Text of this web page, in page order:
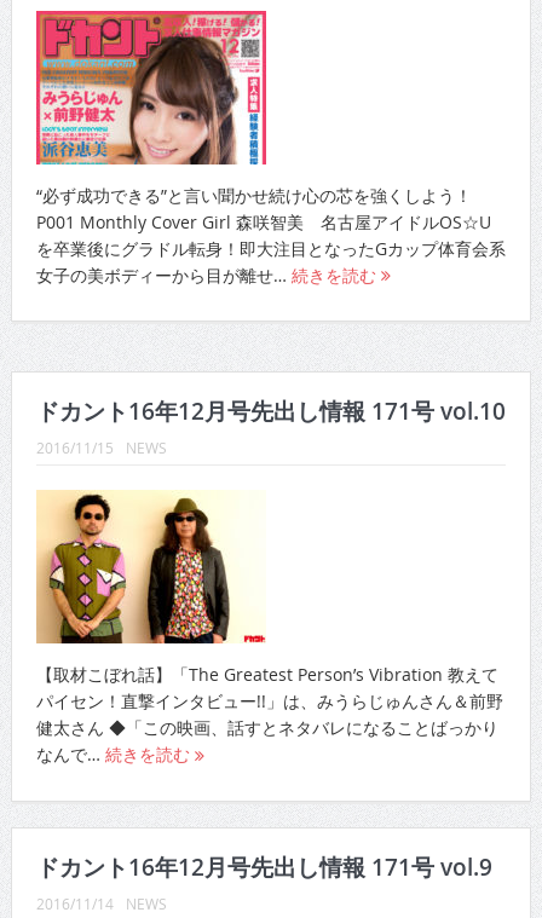
“必ず成功できる”と言い聞かせ続け心の芯を強くしよう！
P001 Monthly Cover Girl 森咲智美 名古屋アイドルOS☆U
を卒業後にグラドル転身！即大注目となったGカップ体育会系
女子の美ボディーから目が離せ… 続きを読む
ドカント16年12月号先出し情報 171号 vol.10
2016/11/15 NEWS
【取材こぼれ話】「The Greatest Person’s Vibration 教えて
パイセン！直撃インタビュー!!」は、みうらじゅんさん＆前野
健太さん ◆「この映画、話すとネタバレになることばっかり
なんで… 続きを読む
ドカント16年12月号先出し情報 171号 vol.9
2016/11/14 NEWS